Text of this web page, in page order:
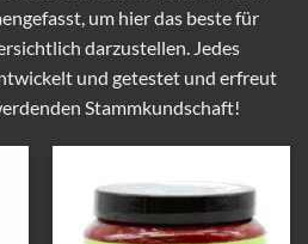
um hier das beste für
darzustellen. Jedes
und getestet und erfreut
Stammkundschaft!